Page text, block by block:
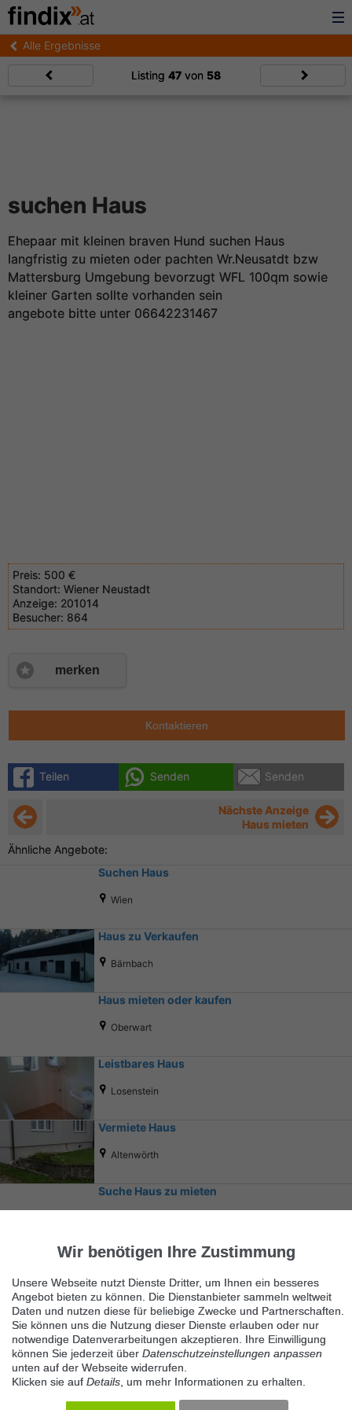
Alle Ergebnisse
Listing 47 von 58
suchen Haus
Ehepaar mit kleinen braven Hund suchen Haus
langfristig zu mieten oder pachten Wr.Neusatdt bzw
Mattersburg Umgebung bevorzugt WFL 100qm sowie
kleiner Garten sollte vorhanden sein
angebote bitte unter 06642231467
Preis: 500 €
Standort: Wiener Neustadt
Anzeige: 201014
Besucher: 864
merken
Kontaktieren
Teilen Senden Senden
Nächste Anzeige
Haus mieten
Ähnliche Angebote:
Suchen Haus
Wien
Haus zu Verkaufen
Bärnbach
Haus mieten oder kaufen
Oberwart
Leistbares Haus
Losenstein
Vermiete Haus
Altenwörth
Suche Haus zu mieten
Ähnliche Suchbegriffe
Immobilienmarkt
Wir benötigen Ihre Zustimmung
Unsere Webseite nutzt Dienste Dritter, um Ihnen ein besseres
Angebot bieten zu können. Die Dienstanbieter sammeln weltweit
Daten und nutzen diese für beliebige Zwecke und Partnerschaften.
Sie können uns die Nutzung dieser Dienste erlauben oder nur
notwendige Datenverarbeitungen akzeptieren. Ihre Einwilligung
können Sie jederzeit über Datenschutzeinstellungen anpassen
unten auf der Webseite widerrufen.
Klicken sie auf Details , um mehr Informationen zu erhalten.